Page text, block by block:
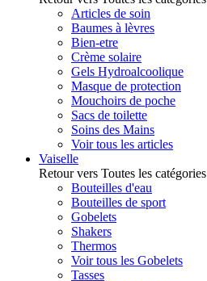
Articles de soin
Baumes à lèvres
Bien-etre
Crème solaire
Gels Hydroalcoolique
Masque de protection
Mouchoirs de poche
Sacs de toilette
Soins des Mains
Voir tous les articles
Vaiselle
Retour vers Toutes les catégories
Bouteilles d'eau
Bouteilles de sport
Gobelets
Shakers
Thermos
Voir tous les Gobelets
Tasses